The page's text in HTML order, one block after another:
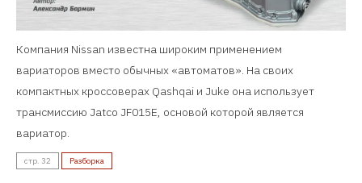
Компания Nissan известна широким применением
вариаторов вместо обычных «автоматов». На своих
компактных кроссоверах Qashqai и Juke она использует
трансмиссию Jatco JF015E, основой которой является
вариатор.
стр. 32 Разборка